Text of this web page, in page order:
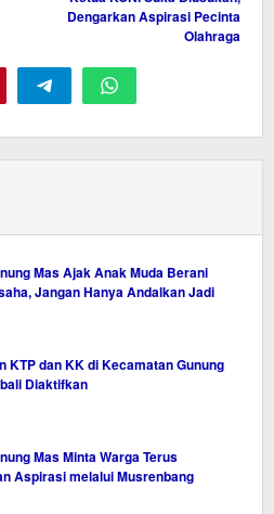
Dengarkan Aspirasi Pecinta
Olahraga
Mas Ajak Anak Muda Berani
Jangan Hanya Andalkan Jadi
KTP dan KK di Kecamatan Gunung
Diaktifkan
Mas Minta Warga Terus
Aspirasi melalui Musrenbang